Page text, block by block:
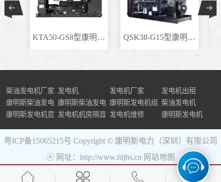
KTA50-GS8型康明斯柴.. QSK38-G15型康明斯柴..
柴油发电机厂家 发电机 发电机厂家
发电机出租
康明斯柴油发电
机组
康明斯柴油发电
机
康明斯发电机组 柴油发电机
康明斯发电机官 发电机机房隔音 发电机维修 康明斯发电机
粤ICP备15065215号 Copyright © 康明斯电力（深圳）有限公司
ⓔ 网址：http://www.fdjhs.cn 网站地图